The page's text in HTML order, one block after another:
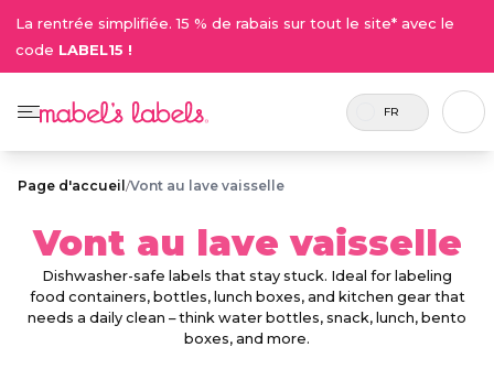
La rentrée simplifiée. 15 % de rabais sur tout le site* avec le
code LABEL15 !
FR
Page d'accueil /Vont au lave vaisselle
Vont au lave vaisselle
Dishwasher-safe labels that stay stuck. Ideal for labeling
food containers, bottles, lunch boxes, and kitchen gear that
needs a daily clean – think water bottles, snack, lunch, bento
boxes, and more.